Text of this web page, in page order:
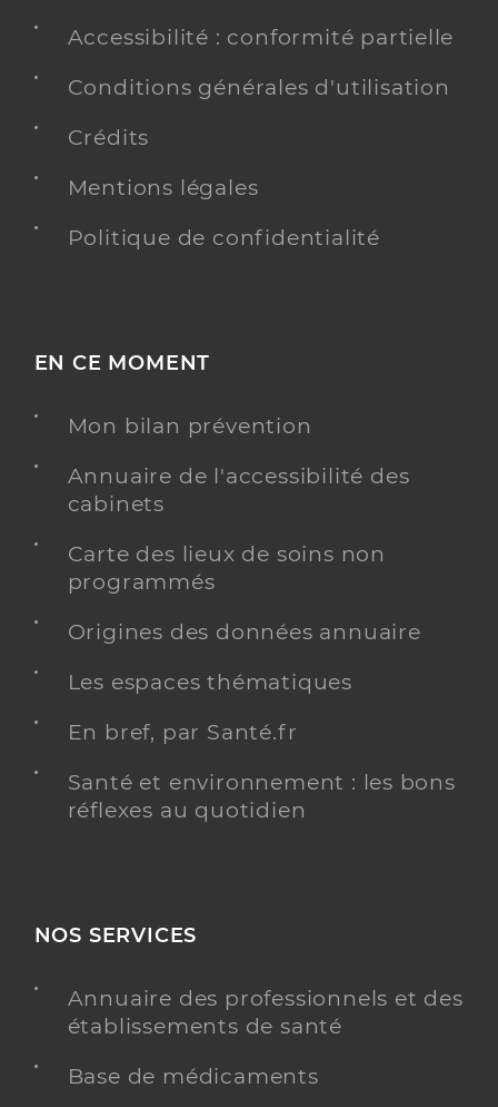
Accessibilité : conformité partielle
Conditions générales d'utilisation
Crédits
Mentions légales
Politique de confidentialité
EN CE MOMENT
Mon bilan prévention
Annuaire de l'accessibilité des
cabinets
Carte des lieux de soins non
programmés
Origines des données annuaire
Les espaces thématiques
En bref, par Santé.fr
Santé et environnement : les bons
réflexes au quotidien
NOS SERVICES
Annuaire des professionnels et des
établissements de santé
Base de médicaments